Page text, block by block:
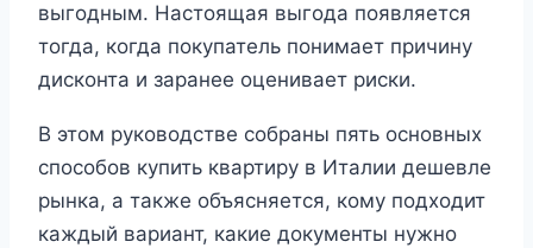
выгодным. Настоящая выгода появляется
тогда, когда покупатель понимает причину
дисконта и заранее оценивает риски.
В этом руководстве собраны пять основных
способов купить квартиру в Италии дешевле
рынка, а также объясняется, кому подходит
каждый вариант, какие документы нужно